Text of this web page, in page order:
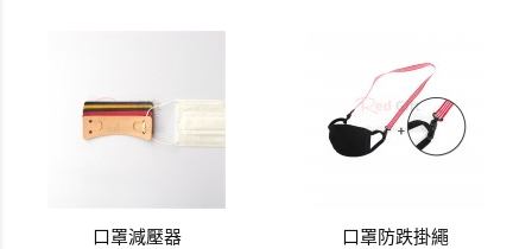
口罩減壓器 口罩防跌掛繩